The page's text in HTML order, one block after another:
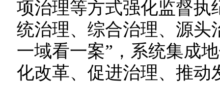
项治理等方式强化监督执
统治理、综合治理、源头
一域看一案”，系统集成
化改革、促进治理、推动